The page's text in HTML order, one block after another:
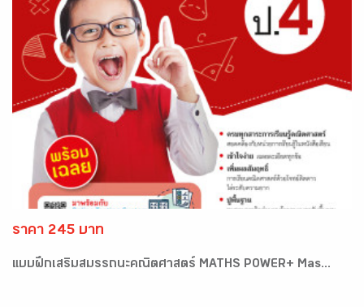
ราคา 245 บาท
แบบฝึกเสริมสมรรถนะคณิตศาสตร์ MATHS POWER+ Mas...